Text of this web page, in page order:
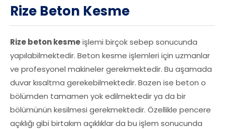
Rize Beton Kesme
Rize beton kesmeişlemi birçok sebep sonucunda
yapılabilmektedir. Beton kesme işlemleri için uzmanlar
ve profesyonel makineler gerekmektedir. Bu aşamada
duvar kısaltma gerekebilmektedir. Bazen ise beton o
bölümden tamamen yok edilmektedir ya da bir
bölümünün kesilmesi gerekmektedir. Özellikle pencere
açıklığı gibi birtakım açıklıklar da bu işlem sonucunda